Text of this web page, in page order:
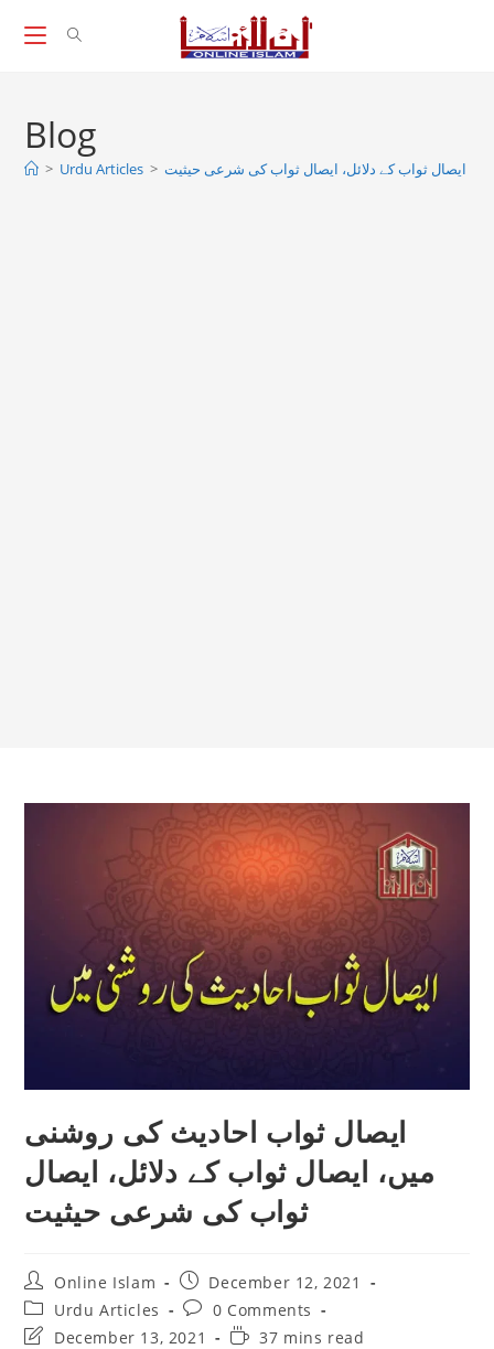
Blog
> Urdu Articles > ایصال ثواب کے دلائل، ایصال ثواب کی شرعی حیثیت
ایصال ثواب احادیث کی روشنی
میں، ایصال ثواب کے دلائل، ایصال
ثواب کی شرعی حیثیت
Post
author:
Online Islam
Post
published:
December 12, 2021
Post
category:
Urdu Articles
Post
comments:
0 Comments
PostDecember 13, 2021
Reading
37 mins read